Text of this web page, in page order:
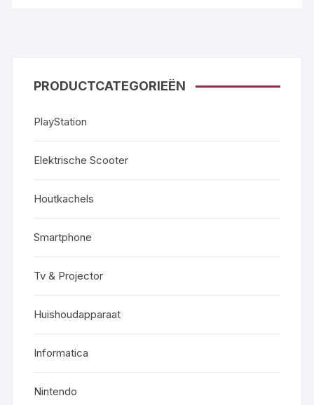
PRODUCTCATEGORIEËN
PlayStation
Elektrische Scooter
Houtkachels
Smartphone
Tv & Projector
Huishoudapparaat
Informatica
Nintendo